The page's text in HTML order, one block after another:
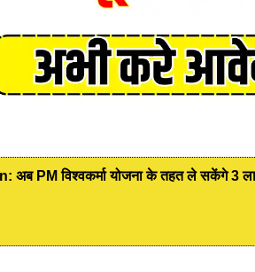
PM विश्वकर्मा योजना के तहत ले सकेंगे 3